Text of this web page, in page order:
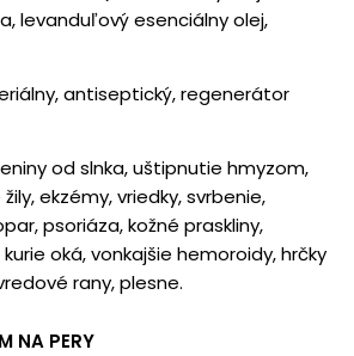
levanduľový esenciálny olej,
antiseptický, regenerátor
od slnka, uštipnutie hmyzom,
ekzémy, vriedky, svrbenie,
psoriáza, kožné praskliny,
oká, vonkajšie hemoroidy, hrčky
rany, plesne.
NA PERY